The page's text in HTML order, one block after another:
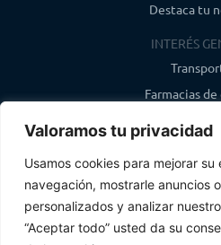
Valoramos tu privacidad
Usamos cookies para mejorar su
navegación, mostrarle anuncios
personalizados y analizar
“Aceptar todo” usted da su
Destaca tu
INTERÉS
Farmacias